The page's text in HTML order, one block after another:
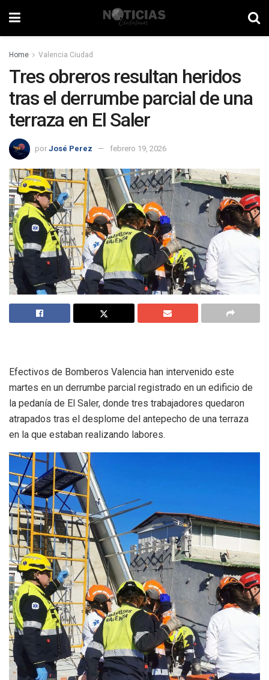
Home Valencia Ciudad
Tres obreros resultan heridos
tras el derrumbe parcial de una
terraza en El Saler
por José Perez febrero 19, 2026
Efectivos de Bomberos Valencia han intervenido este
martes en un derrumbe parcial registrado en un edificio de
la pedanía de El Saler, donde tres trabajadores quedaron
atrapados tras el desplome del antepecho de una terraza
en la que estaban realizando labores.